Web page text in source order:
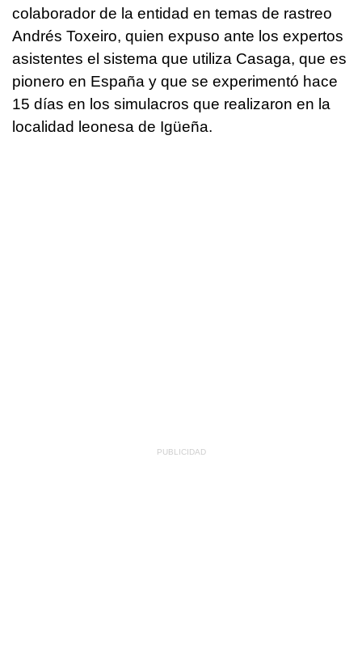
colaborador de la entidad en temas de rastreo
Andrés Toxeiro, quien expuso ante los expertos
asistentes el sistema que utiliza Casaga, que es
pionero en España y que se experimentó hace
15 días en los simulacros que realizaron en la
localidad leonesa de Igüeña.